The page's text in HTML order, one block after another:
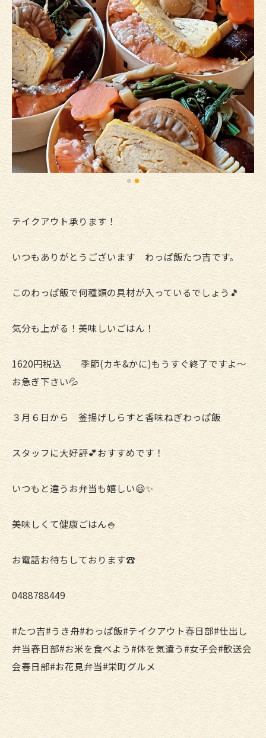
テイクアウト承ります！
いつもありがとうございます わっぱ飯たつ吉です。
このわっぱ飯で何種類の具材が入っているでしょう🎵
気分も上がる！美味しいごはん！
1620円税込 季節(カキ&かに)もうすぐ終了ですよ～
お急ぎ下さい💦
３月６日から 釜揚げしらすと香味ねぎわっぱ飯
スタッフに大好評💕おすすめです！
いつもと違うお弁当も嬉しい😃✨
美味しくて健康ごはん🍚
お電話お待ちしております☎️
0488788449
#たつ吉#うき舟#わっぱ飯#テイクアウト春日部#仕出し
弁当春日部#お米を食べよう#体を気遣う#女子会#歓送会
会春日部#お花見弁当#栄町グルメ